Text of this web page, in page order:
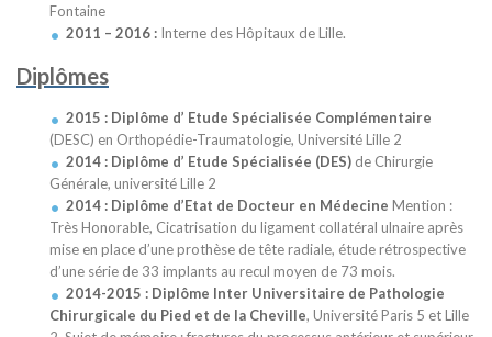
Fontaine
2011 – 2016 : Interne des Hôpitaux de Lille.
Diplômes
2015 : Diplôme d’ Etude Spécialisée Complémentaire
(DESC) en Orthopédie-Traumatologie, Université Lille 2
2014 : Diplôme d’ Etude Spécialisée (DES) de Chirurgie
Générale, université Lille 2
2014 : Diplôme d’Etat de Docteur en Médecine Mention :
Très Honorable, Cicatrisation du ligament collatéral ulnaire après
mise en place d’une prothèse de tête radiale, étude rétrospective
d’une série de 33 implants au recul moyen de 73 mois.
2014-2015 : Diplôme Inter Universitaire de Pathologie
Chirurgicale du Pied et de la Cheville, Université Paris 5 et Lille